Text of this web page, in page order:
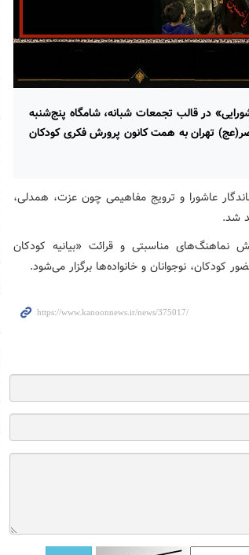
در قالب تجمعات شبانه، شامگاه پنج‌شنبه
تا ۲۲:۳۰ در میدان ولیعصر(عج) تهران به همت کانون پرورش فکری کودکان
عاشورا و ترویج مفاهیمی چون عزت، همدلی،
شد.
مناسبتی و قرائت «بیانیه کودکان
نوجوانان و خانواده‌ها برگزار می‌شود.